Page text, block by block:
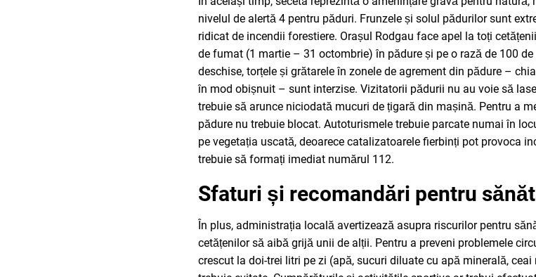
nivelul de alertă 4 pentru păduri. Frunzele și solul pădurilor sunt
ridicat de incendii forestiere. Orașul Rodgau face apel la toți
de fumat (1 martie – 31 octombrie) în pădure și pe o rază de 100
deschise, torțele și grătarele în zonele de agrement din pădure –
în mod obișnuit – sunt interzise. Vizitatorii pădurii nu au voie să
trebuie să arunce niciodată mucuri de țigară din mașină. Pentru a
pădure nu trebuie blocat. Autoturismele trebuie parcate numai în
pe vegetația uscată, deoarece catalizatoarele fierbinți pot provoca
trebuie să formați imediat numărul 112.
Sfaturi și recomandări pentru
În plus, administrația locală avertizează asupra riscurilor pentru
cetățenilor să aibă grijă unii de alții. Pentru a preveni problemele
crescut la doi-trei litri pe zi (apă, sucuri diluate cu apă minerală,